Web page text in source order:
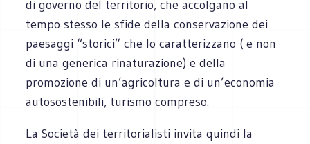
di governo del territorio, che accolgano al
tempo stesso le sfide della conservazione dei
paesaggi “storici” che lo caratterizzano ( e non
di una generica rinaturazione) e della
promozione di un’agricoltura e di un’economia
autosostenibili, turismo compreso.
La Società dei territorialisti invita quindi la